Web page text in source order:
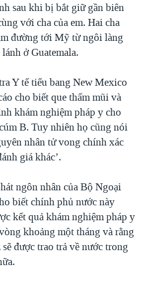
sau khi bị bắt giữ gần biên
với cha của em. Hai cha
đường tới Mỹ từ ngôi làng
ở Guatemala.
Y tế tiểu bang New Mexico
cho biết que thấm mũi và
khám nghiệm pháp y cho
B. Tuy nhiên họ cũng nói
nhân tử vong chính xác
giá khác’.
ngôn nhân của Bộ Ngoại
biết chính phủ nước này
kết quả khám nghiệm pháp y
khoảng một tháng và rằng
được trao trả về nước trong